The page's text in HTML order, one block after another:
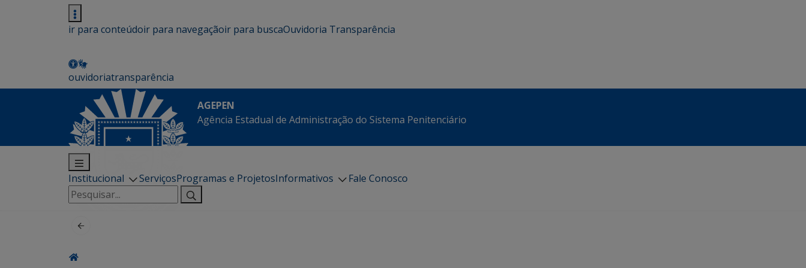
ir para conteúdoir para navegaçãoir para buscaOuvidoria Transparência
ouvidoriatransparência
AGEPEN
Agência Estadual de Administração do Sistema Penitenciário
Institucional ServiçosProgramas e ProjetosInformativos
Fale Conosco
Pesquisar
por: